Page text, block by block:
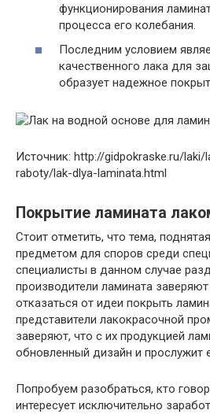
функционирования
процесса его колебания.
Последним условием
качественного лака для
образует надежное
Источник: http://gidpokraske.ru/laki/
raboty/lak-dlya-laminata.html
Покрытие ламината
Стоит отметить, что тема,
предметом для споров среди
специалисты в данном случае
производители ламината
отказаться от идеи покрыть
представители лакокрасочной
заверяют, что с их продукцией
обновленный дизайн и прослужит
Попробуем разобраться, кто
интересует исключительно